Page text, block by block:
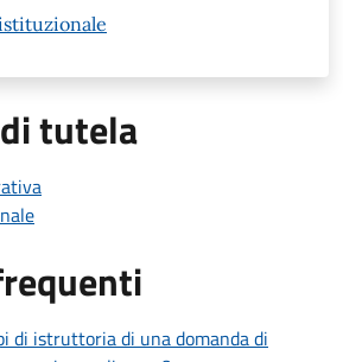
tutela
di istruttoria di una domanda di